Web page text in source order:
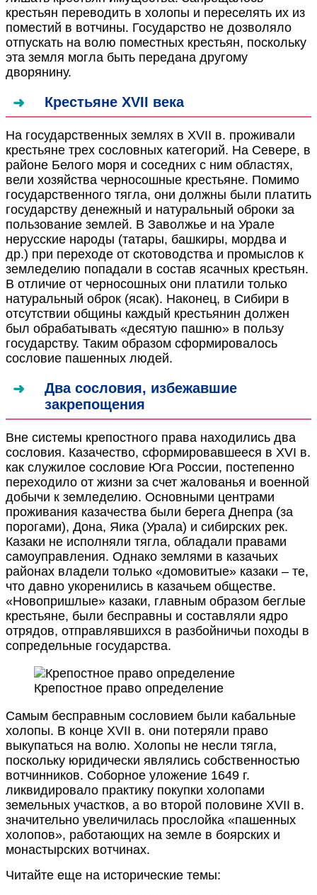
крестьян переводить в холопы и переселять их из
поместий в вотчины. Государство не дозволяло
отпускать на волю поместных крестьян, поскольку
эта земля могла быть передана другому
дворянину.
Крестьяне XVII века
На государственных землях в XVII в. проживали
крестьяне трех сословных категорий. На Севере, в
районе Белого моря и соседних с ним областях,
вели хозяйства черносошные крестьяне. Помимо
государственного тягла, они должны были платить
государству денежный и натуральный оброки за
пользование землей. В Заволжье и на Урале
нерусские народы (татары, башкиры, мордва и
др.) при переходе от скотоводства и промыслов к
земледелию попадали в состав ясачных крестьян.
В отличие от черносошных они платили только
натуральный оброк (ясак). Наконец, в Сибири в
отсутствии общины каждый крестьянин должен
был обрабатывать «десятую пашню» в пользу
государству. Таким образом сформировалось
сословие пашенных людей.
Два сословия, избежавшие
закрепощения
Вне системы крепостного права находились два
сословия. Казачество, сформировавшееся в XVI в.
как служилое сословие Юга России, постепенно
переходило от жизни за счет жалованья и военной
добычи к земледелию. Основными центрами
проживания казачества были берега Днепра (за
порогами), Дона, Яика (Урала) и сибирских рек.
Казаки не исполняли тягла, обладали правами
самоуправления. Однако землями в казачьих
районах владели только «домовитые» казаки – те,
что давно укоренились в казачьем обществе.
«Новопришлые» казаки, главным образом беглые
крестьяне, были бесправны и составляли ядро
отрядов, отправлявшихся в разбойничьи походы в
сопредельные государства.
Крепостное право определение
Самым бесправным сословием были кабальные
холопы. В конце XVII в. они потеряли право
выкупаться на волю. Холопы не несли тягла,
поскольку юридически являлись собственностью
вотчинников. Соборное уложение 1649 г.
ликвидировало практику покупки холопами
земельных участков, а во второй половине XVII в.
значительно увеличилась прослойка «пашенных
холопов», работающих на земле в боярских и
монастырских вотчинах.
Читайте еще на исторические темы: